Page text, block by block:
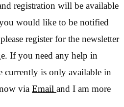
registration will be available
would like to be notified
register for the newsletter
If you need any help in
currently is only available in
via Email and I am more